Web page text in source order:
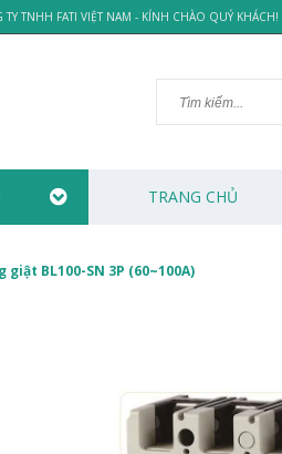
TY TNHH FATI VIỆT NAM - KÍNH CHÀO QUÝ KHÁCH!
TRANG CHỦ
giật BL100-SN 3P (60~100A)